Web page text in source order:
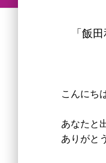
「飯
こんにち
あなたと
ありがと